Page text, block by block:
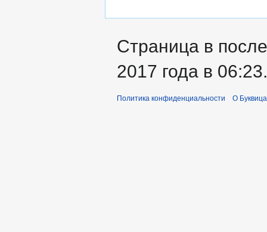
Страница в
2017 года в 06:23.
Политика конфиденциальности О Буквица